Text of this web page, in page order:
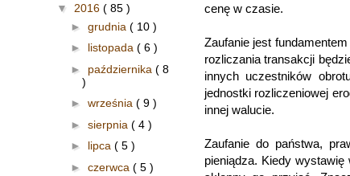
cenę w czasie.
Zaufanie jest
rozliczania transakcji
innych uczestników
jednostki rozliczeniowej
innej walucie.
Zaufanie do państwa,
pieniądza. Kiedy
▼ 2016 ( 85 )
► grudnia ( 10 )
► listopada ( 6 )
► października ( 8
)
► września ( 9 )
► sierpnia ( 4 )
► lipca ( 5 )
► czerwca ( 5 )